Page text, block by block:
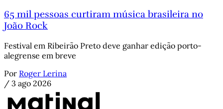
65 mil pessoas curtiram música brasileira no
João Rock
Festival em Ribeirão Preto deve ganhar edição porto-
alegrense em breve
Por Roger Lerina
/ 3 ago 2026